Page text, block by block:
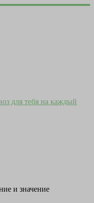
для тебя на каждый
и значение